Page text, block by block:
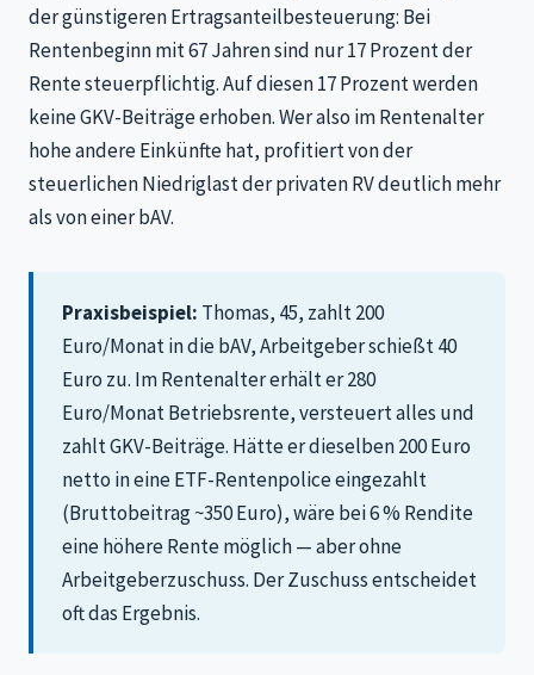
der günstigeren Ertragsanteilbesteuerung: Bei
Rentenbeginn mit 67 Jahren sind nur 17 Prozent der
Rente steuerpflichtig. Auf diesen 17 Prozent werden
keine GKV-Beiträge erhoben. Wer also im Rentenalter
hohe andere Einkünfte hat, profitiert von der
steuerlichen Niedriglast der privaten RV deutlich mehr
als von einer bAV.
Praxisbeispiel: Thomas, 45, zahlt 200
Euro/Monat in die bAV, Arbeitgeber schießt 40
Euro zu. Im Rentenalter erhält er 280
Euro/Monat Betriebsrente, versteuert alles und
zahlt GKV-Beiträge. Hätte er dieselben 200 Euro
netto in eine ETF-Rentenpolice eingezahlt
(Bruttobeitrag ~350 Euro), wäre bei 6 % Rendite
eine höhere Rente möglich — aber ohne
Arbeitgeberzuschuss. Der Zuschuss entscheidet
oft das Ergebnis.